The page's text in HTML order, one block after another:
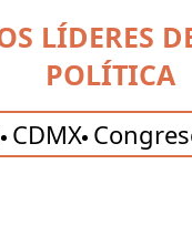
LÍDERES
POLÍTICA
CDMX